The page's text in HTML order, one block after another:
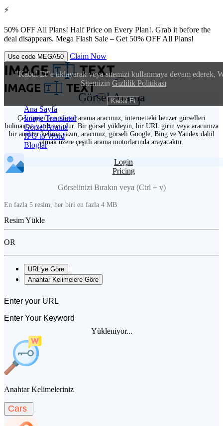
⚡
50% OFF All Plans! Half Price on Every Plan!. Grab it before the
deal disappears. Mega Flash Sale – Get 50% OFF All Plans!
Use code MEGA50 Claim Now
"Kabul Et"e tıklayarak veya sitemizi kullanmaya devam ederek,
Sitemizin Gizlilik Politikası
Kabul Et
Ana Sayfa
Image Translator
Görsel Arama
JPG to Word
Bloglar
Login
Pricing
Görsel Arama
Çevrimiçi ters görsel arama aracımız, internetteki benzer görselleri
bulmanıza yardımcı olur. Bir görsel yükleyin, bir URL girin veya aracımıza
bir anahtar kelime yazın; aracımız, görseli Google, Bing ve Yandex dahil
olmak üzere çeşitli arama motorlarında arayacaktır.
Görselinizi Bırakın veya (Ctrl + v)
En fazla 5 resim, her biri en fazla 4 MB
Resim Yükle
OR
URL'ye Göre
Anahtar Kelimelere Göre
Yükleniyor...
Anahtar Kelimeleriniz
Cars